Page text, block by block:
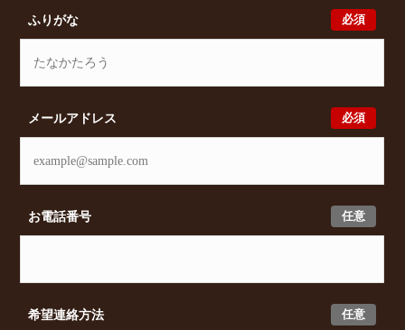
必須
ふりがな
必須
メールアドレス
任意
お電話番号
任意
希望連絡方法